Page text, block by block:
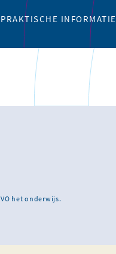
PRAKTISCHE INFORMATIE
het onderwijs.